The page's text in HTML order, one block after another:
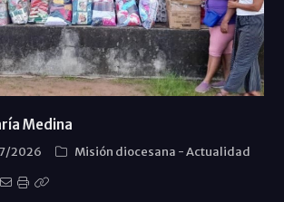
Medina
2026 Misión diocesana -Actualidad